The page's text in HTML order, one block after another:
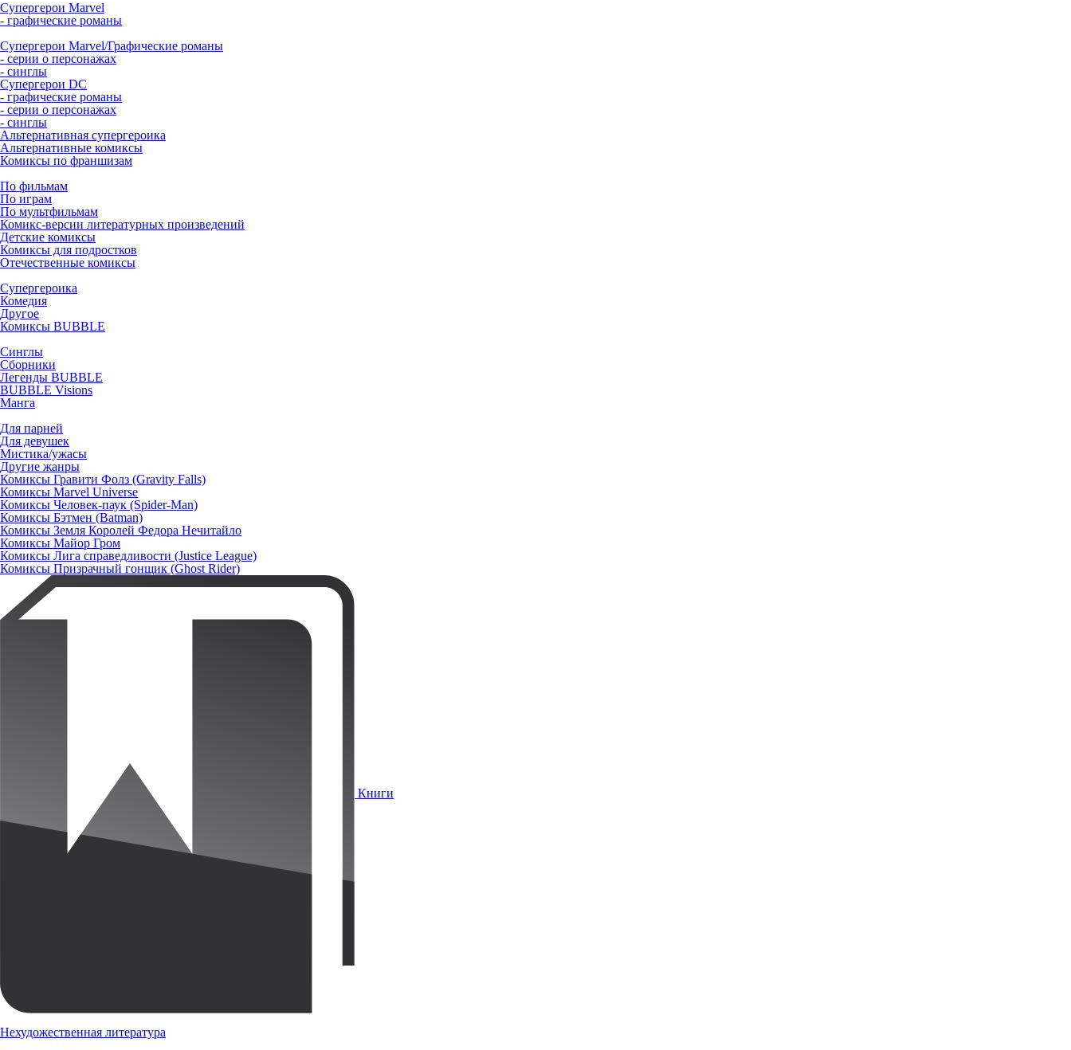
Супергерои Marvel
- графические романы
Супергерои Marvel/Графические романы
- серии о персонажах
- синглы
Супергерои DC
- графические романы
- серии о персонажах
- синглы
Альтернативная супергероика
Альтернативные комиксы
Комиксы по франшизам
По фильмам
По играм
По мультфильмам
Комикс-версии литературных произведений
Детские комиксы
Комиксы для подростков
Отечественные комиксы
Супергероика
Комедия
Другое
Комиксы BUBBLE
Синглы
Сборники
Легенды BUBBLE
BUBBLE Visions
Манга
Для парней
Для девушек
Мистика/ужасы
Другие жанры
Комиксы Гравити Фолз (Gravity Falls)
Комиксы Marvel Universe
Комиксы Человек-паук (Spider-Man)
Комиксы Бэтмен (Batman)
Комиксы Земля Королей Федора Нечитайло
Комиксы Майор Гром
Комиксы Лига справедливости (Justice League)
Комиксы Призрачный гонщик (Ghost Rider)
Книги
Нехудожественная литература